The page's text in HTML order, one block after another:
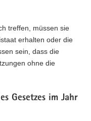
treffen, müssen sie
erhalten oder die
sein, dass die
ohne die
Gesetzes im Jahr